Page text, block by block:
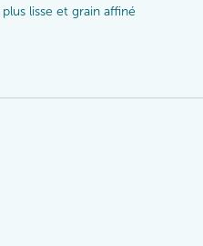
lisse et grain affiné